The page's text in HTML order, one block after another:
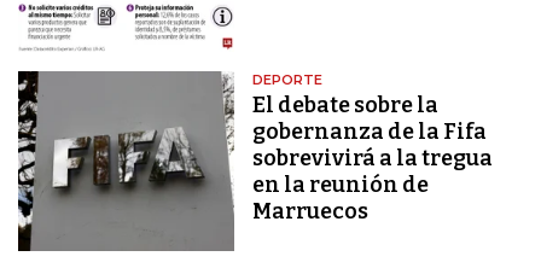
DEPORTE
El debate sobre la
gobernanza de la Fifa
sobrevivirá a la tregua
en la reunión de
Marruecos